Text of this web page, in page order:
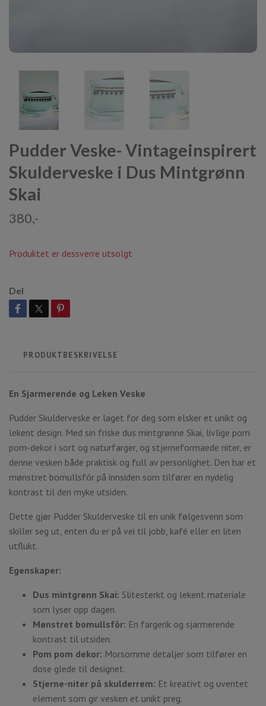
Pudder Veske- Vintageinspirert
Skulderveske i Dus Mintgrønn
Skai
380,-
Produktet er dessverre utsolgt
Del
PRODUKTBESKRIVELSE
En Sjarmerende og Leken Veske
Pudder Skulderveske er laget for deg som elsker et unikt og
lekent design. Med sin friske dus mintgrønne Skai, livlige pom
pom-dekor i sort og naturfarger, og stjerneformaede niter, er
denne vesken både praktisk og full av personlighet. Den har et
mønstret bomullsfór på innsiden som tilfører en nydelig
kontrast til den myke utsiden.
Dette gjør Pudder Skulderveske til en unik følgesvenn som
skiller seg ut, enten du er på vei til jobb, kafé eller en liten
utflukt.
Egenskaper:
Dus mintgrønn Skai: Slitesterkt og lekent materiale
som lyser opp dagen.
Mønstret bomullsfôr: En fargerik og sjarmerende
kontrast til utsiden.
Pom pom dekor: Morsomme detaljer som tilfører en
dose glede til designet.
Stjerne-niter på skulderrem: Et kreativt og uventet
element som gir vesken et unikt preg.